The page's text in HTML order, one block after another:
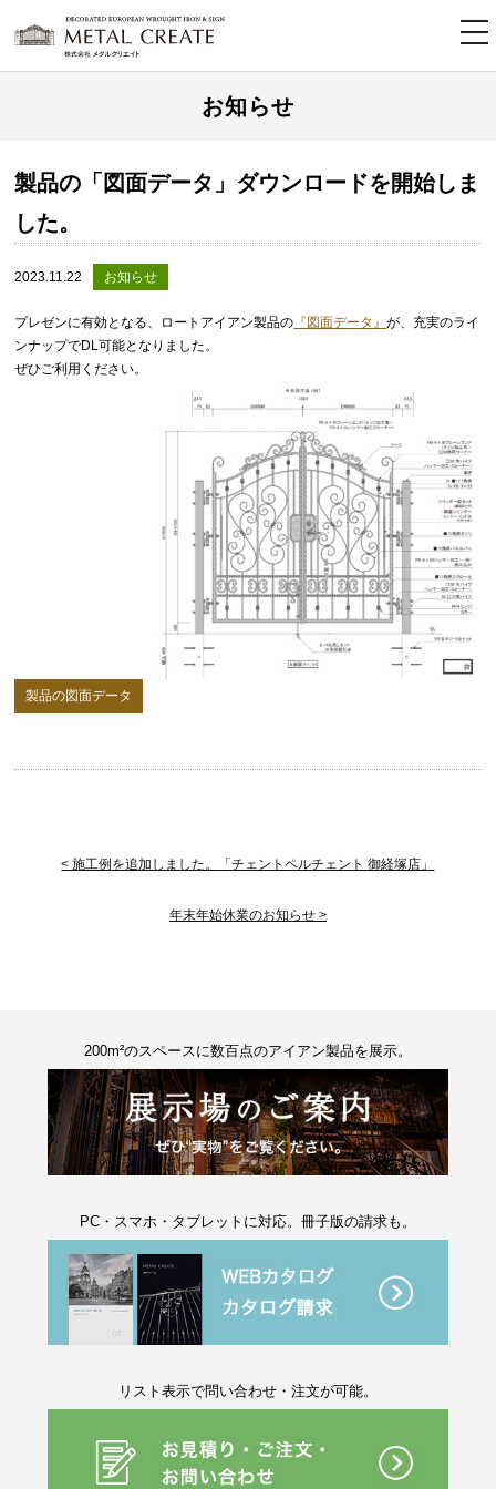
お知らせ
製品の「図面データ」ダウンロードを開始しま
した。
2023.11.22 お知らせ
プレゼンに有効となる、ロートアイアン製品の 『図面データ』が、充実のライ
ンナップでDL可能となりました。
ぜひご利用ください。
製品の図面データ
< 施工例を追加しました。「チェントペルチェント 御経塚店」
年末年始休業のお知らせ >
200m²のスペースに数百点のアイアン製品を展示。
PC・スマホ・タブレットに対応。冊子版の請求も。
リスト表示で問い合わせ・注文が可能。